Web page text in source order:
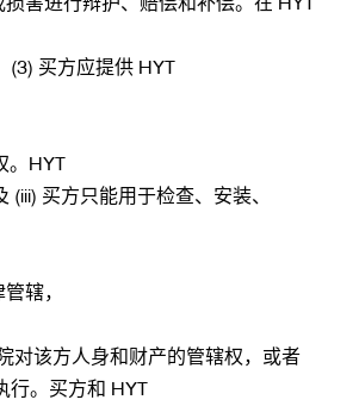
(3) 买方应提供 HYT
。HYT
买方只能用于检查、安装、
辖，
对该方人身和财产的管辖权，或者
行。买方和 HYT